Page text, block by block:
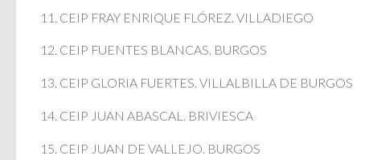
11. CEIP FRAY ENRIQUE FLÓREZ. VILLADIEGO
12. CEIP FUENTES BLANCAS. BURGOS
13. CEIP GLORIA FUERTES. VILLALBILLA DE BURGOS
14. CEIP JUAN ABASCAL. BRIVIESCA
15. CEIP JUAN DE VALLEJO. BURGOS